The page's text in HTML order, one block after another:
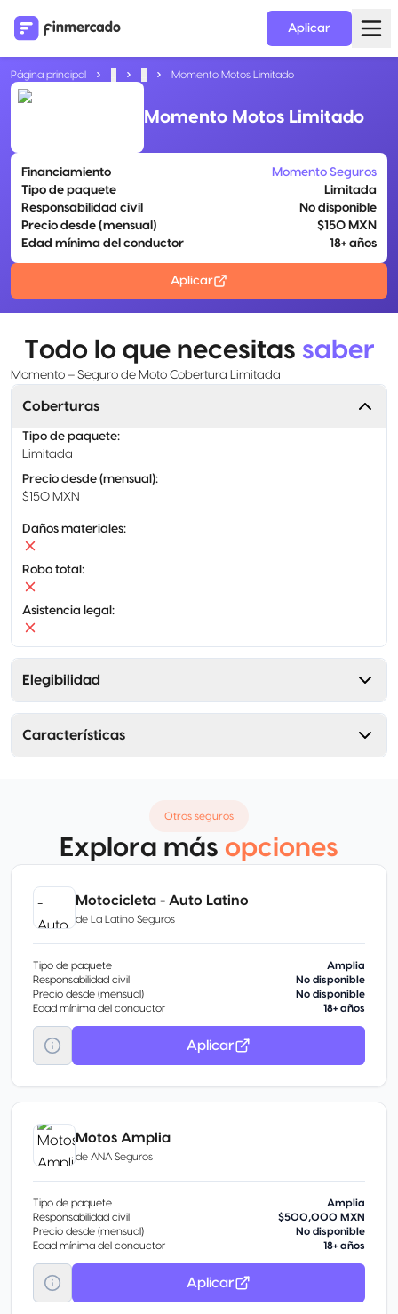
Aplicar
Página principal Momento Motos Limitado
Momento Motos Limitado
Financiamiento
Momento Seguros
Tipo de paquete
Limitada
Responsabilidad civil
No disponible
Precio desde (mensual)
$150 MXN
Edad mínima del conductor
18+ años
Aplicar
Todo lo que necesitas saber
Momento – Seguro de Moto Cobertura Limitada
Coberturas
Tipo de paquete:
Limitada
Precio desde (mensual):
$150 MXN
Daños materiales:
Robo total :
Asistencia legal :
Elegibilidad
Características
Otros seguros
Explora más opciones
Motocicleta - Auto Latino
de La Latino Seguros
Tipo de paquete
Amplia
Responsabilidad civil
No disponible
Precio desde (mensual)
No disponible
Edad mínima del conductor
18+ años
Aplicar
Motos Amplia
de ANA Seguros
Tipo de paquete
Amplia
Responsabilidad civil
$500,000 MXN
Precio desde (mensual)
No disponible
Edad mínima del conductor
18+ años
Aplicar